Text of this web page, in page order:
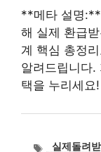
**메타 설명:**
해 실제 환급
계 핵심 총정
알려드립니다.
택을 누리세요!
태실제돌려